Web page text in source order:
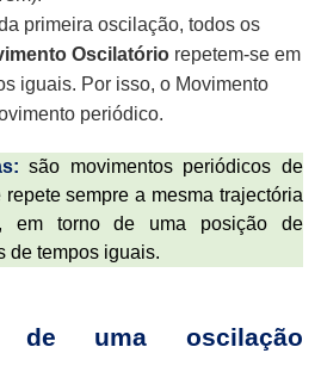
primeira oscilação, todos os
Oscilatório repetem-se em
iguais. Por isso, o Movimento
periódico.
são movimentos periódicos de
sempre a mesma trajectória
em torno de uma posição de
de tempos iguais.
de uma oscilação